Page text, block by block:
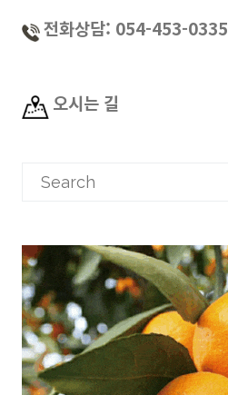
전화상담: 054-453-0335
오시는 길
for: